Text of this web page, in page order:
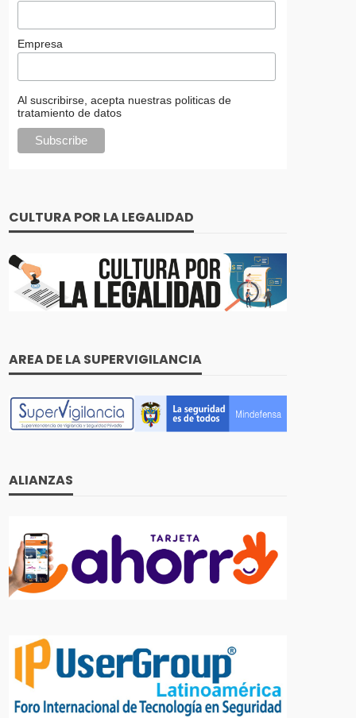
Empresa
Al suscribirse, acepta nuestras politicas de
tratamiento de datos
CULTURA POR LA LEGALIDAD
AREA DE LA SUPERVIGILANCIA
ALIANZAS